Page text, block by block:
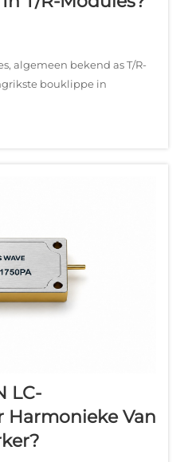
algemeen bekend as T/R-
bouklippe in
kommunikasie-,
en
LC-
Harmonieke Van